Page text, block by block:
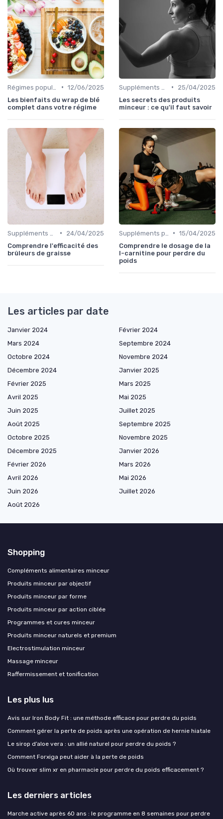
• 12/06/2025
Les bienfaits du wrap de blé
complet dans votre régime
•
25/04/2025
Les secrets des produits
minceur : ce qu'il faut savoir
•
24/04/2025
Comprendre l'efficacité des
brûleurs de graisse
• 15/04/2025
Comprendre le dosage de la
l-carnitine pour perdre du
poids
Les articles par date
Janvier 2024
Février 2024
Mars 2024
Septembre 2024
Octobre 2024
Novembre 2024
Décembre 2024
Janvier 2025
Février 2025
Mars 2025
Avril 2025
Mai 2025
Juin 2025
Juillet 2025
Août 2025
Septembre 2025
Octobre 2025
Novembre 2025
Décembre 2025
Janvier 2026
Février 2026
Mars 2026
Avril 2026
Mai 2026
Juin 2026
Juillet 2026
Août 2026
Shopping
Compléments alimentaires minceur
Produits minceur par objectif
Produits minceur par forme
Produits minceur par action ciblée
Programmes et cures minceur
Produits minceur naturels et premium
Electrostimulation minceur
Massage minceur
Raffermissement et tonification
Les plus lus
Avis sur Iron Body Fit : une méthode efficace pour perdre du poids
Comment gérer la perte de poids après une opération de hernie hiatale
Le sirop d’aloe vera : un allié naturel pour perdre du poids ?
Comment Forxiga peut aider à la perte de poids
Où trouver slim xr en pharmacie pour perdre du poids efficacement ?
Les derniers articles
Marche active après 60 ans : le programme en 8 semaines pour perdre